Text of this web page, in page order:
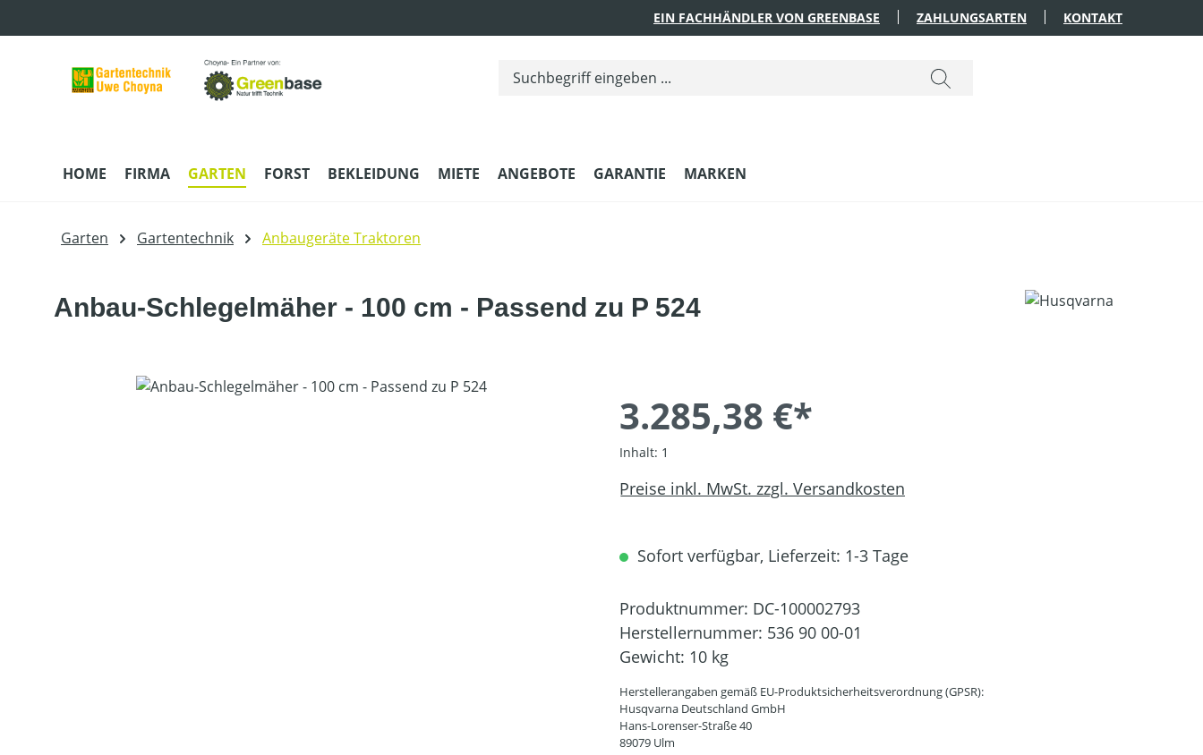
EIN FACHHÄNDLER VON GREENBASE ZAHLUNGSARTEN KONTAKT
HOME FIRMA GARTEN FORST BEKLEIDUNG MIETE ANGEBOTE GARANTIE MARKEN
Garten Gartentechnik Anbaugeräte Traktoren
Anbau-Schlegelmäher - 100 cm - Passend zu P 524
Bildergalerie überspringen
3.285,38 €*
Inhalt: 1
Preise inkl. MwSt. zzgl. Versandkosten
Sofort verfügbar, Lieferzeit: 1-3 Tage
Produktnummer: DC-100002793
Herstellernummer: 536 90 00-01
Gewicht: 10 kg
Herstellerangaben gemäß EU-Produktsicherheitsverordnung (GPSR):
Husqvarna Deutschland GmbH
Hans-Lorenser-Straße 40
89079 Ulm